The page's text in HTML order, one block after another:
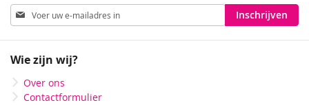
Abonneer
u
op
nieuwsbrief
Inschrijven
Wie zijn wij?
Over ons
Contactformulier